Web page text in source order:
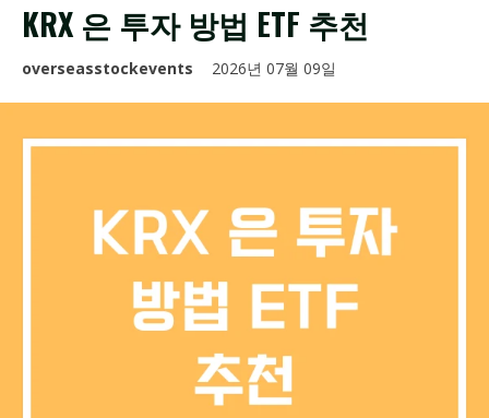
KRX 은 투자 방법 ETF 추천
overseasstockevents 2026년 07월 09일